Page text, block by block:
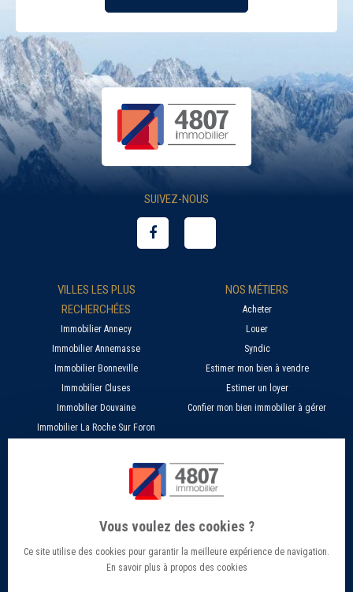
SUIVEZ-NOUS
VILLES LES PLUS
RECHERCHÉES
Immobilier Annecy
Immobilier Annemasse
Immobilier Bonneville
Immobilier Cluses
Immobilier Douvaine
Immobilier La Roche Sur Foron
NOS MÉTIERS
Acheter
Louer
Syndic
Estimer mon bien à vendre
Estimer un loyer
Confier mon bien immobilier à gérer
Nos agences 4807
Barème Transaction immobilière
SERVICES EN LIGNE
Estimer mon bien immobilier en ligne
Candidature location
Offres d’emploi - Recrutement
Vous voulez des cookies ?
Ce site utilise des cookies pour garantir la meilleure expérience de navigation.
En savoir plus à propos des cookies